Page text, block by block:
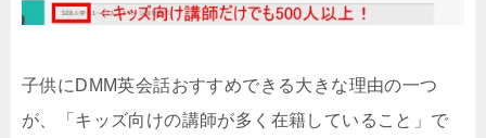
子供にDMM英会話おすすめできる大きな理由の一つ
が、「キッズ向けの講師が多く在籍していること」で